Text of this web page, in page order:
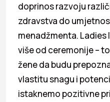
doprinos razvoju
zdravstva do
menadžmenta. Ladies
više od ceremonije –
žene da budu
vlastitu snagu i
istaknemo pozitivne